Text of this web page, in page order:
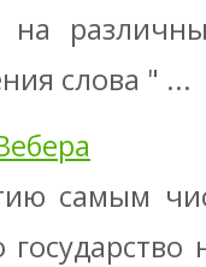
на
слова " ...
самым